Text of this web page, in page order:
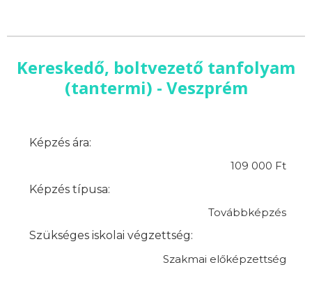
Kereskedő, boltvezető tanfolyam
(tantermi) - Veszprém
Képzés ára:
109 000 Ft
Képzés típusa:
Továbbképzés
Szükséges iskolai végzettség:
Szakmai előképzettség